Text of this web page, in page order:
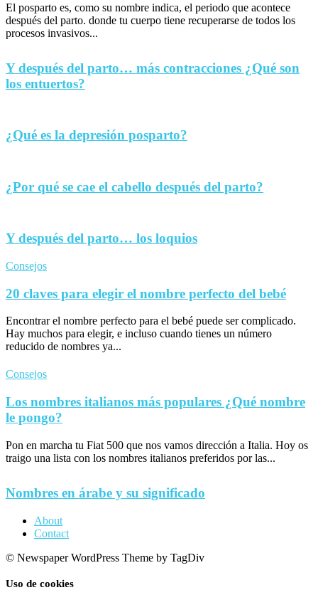
El posparto es, como su nombre indica, el periodo que acontece
después del parto. donde tu cuerpo tiene recuperarse de todos los
procesos invasivos...
Y después del parto… más contracciones ¿Qué son
los entuertos?
¿Qué es la depresión posparto?
¿Por qué se cae el cabello después del parto?
Y después del parto… los loquios
Consejos
20 claves para elegir el nombre perfecto del bebé
Encontrar el nombre perfecto para el bebé puede ser complicado.
Hay muchos para elegir, e incluso cuando tienes un número
reducido de nombres ya...
Consejos
Los nombres italianos más populares ¿Qué nombre
le pongo?
Pon en marcha tu Fiat 500 que nos vamos dirección a Italia. Hoy os
traigo una lista con los nombres italianos preferidos por las...
Nombres en árabe y su significado
About
Contact
© Newspaper WordPress Theme by TagDiv
Uso de cookies